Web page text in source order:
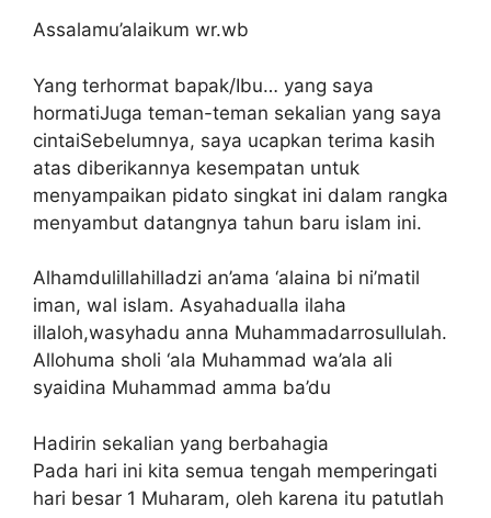
Assalamu’alaikum wr.wb
Yang terhormat bapak/Ibu… yang saya
hormatiJuga teman-teman sekalian yang saya
cintaiSebelumnya, saya ucapkan terima kasih
atas diberikannya kesempatan untuk
menyampaikan pidato singkat ini dalam rangka
menyambut datangnya tahun baru islam ini.
Alhamdulillahilladzi an’ama ‘alaina bi ni’matil
iman, wal islam. Asyahadualla ilaha
illaloh,wasyhadu anna Muhammadarrosullulah.
Allohuma sholi ‘ala Muhammad wa’ala ali
syaidina Muhammad amma ba’du
Hadirin sekalian yang berbahagia
Pada hari ini kita semua tengah memperingati
hari besar 1 Muharam, oleh karena itu patutlah